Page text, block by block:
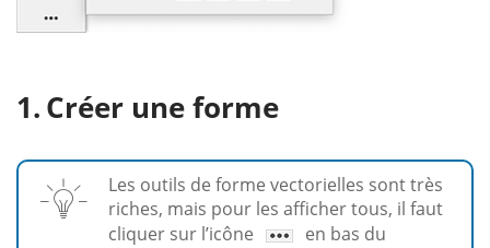
Créer une forme
Les outils de forme vectorielles sont très
riches, mais pour les afficher tous, il faut
cliquer sur l’icône
en bas du